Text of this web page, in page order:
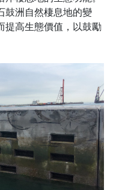
鼓洲自然棲息地的變
提高生態價值，以鼓勵